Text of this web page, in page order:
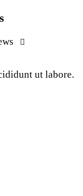
ut labore.